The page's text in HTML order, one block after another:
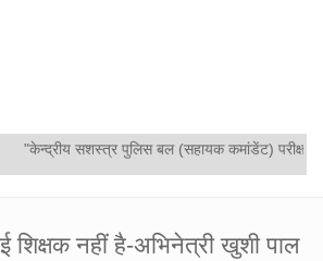
"केन्द्रीय सशस्‍त्र पुलिस बल (सहायक कमांडेंट) परीक्षा,
नहीं है-अभिनेत्री खुशी पाल